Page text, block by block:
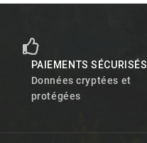
PAIEMENTS SÉCURISÉS
Données cryptées et
protégées